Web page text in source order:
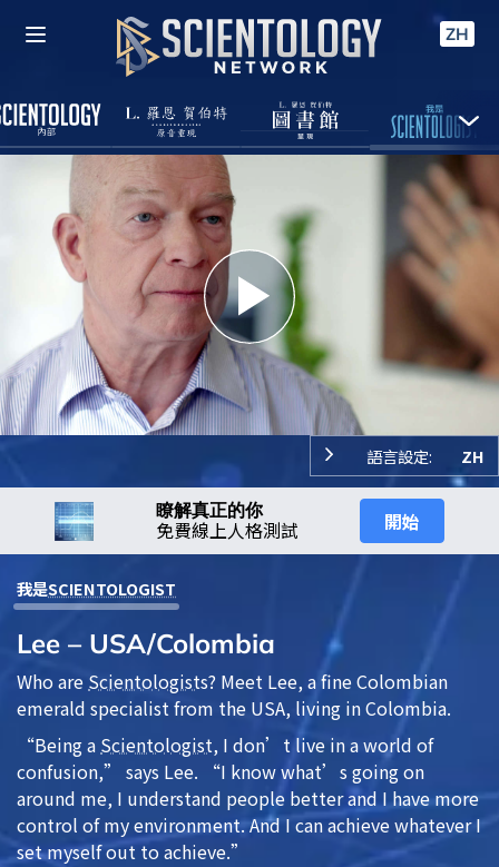
ZH
Play
Video
語言設定: ZH
瞭解真正的你
免費線上人格測試 開始
我是SCIENTOLOGIST
Lee – USA/Colombia
Who are Scientologists? Meet Lee, a fine Colombian
emerald specialist from the USA, living in Colombia.
“Being a Scientologist, I don’t live in a world of
confusion,” says Lee. “I know what’s going on
around me, I understand people better and I have more
control of my environment. And I can achieve whatever I
set myself out to achieve.”